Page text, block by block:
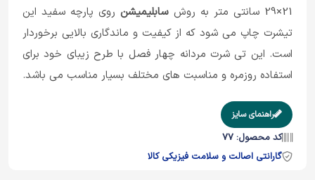
21×29 سانتی متر به روش
سابلیمیشنروی پارچه سفید این
تیشرت چاپ می شود که از کیفیت و ماندگاری بالایی برخوردار
است. این تی شرت مردانه چهار فصل با طرح زیبای خود برای
استفاده روزمره و مناسبت های مختلف بسیار مناسب می باشد.
راهنمای سایز
کد محصول: 77
گارانتی اصالت و سلامت فیزیکی کالا